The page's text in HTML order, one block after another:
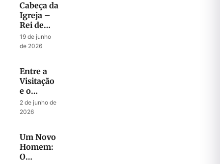
Cabeça da
Igreja –
Rei de
Israel
19 de junho
de 2026
Entre a
Visitação
e o
Julgamento:
A
e o
Clamor
de
2 de junho de
2026
Um Novo
Homem:
O